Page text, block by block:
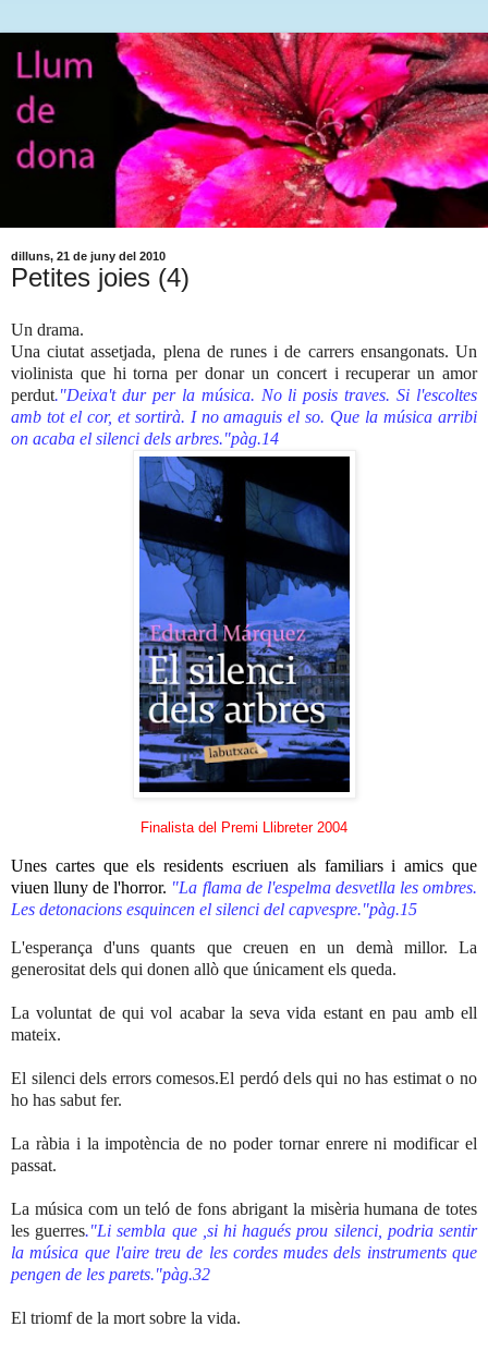
dilluns, 21 de juny del 2010
Petites joies (4)
Un drama.
Una ciutat assetjada, plena de runes i de carrers ensangonats. Un
violinista que hi torna per donar un concert i recuperar un amor
perdut."Deixa't dur per la música. No li posis traves. Si l'escoltes
amb tot el cor, et sortirà. I no amaguis el so. Que la música arribi
on acaba el silenci dels arbres."pàg.14
Finalista del Premi Llibreter 2004
Unes cartes que els residents escriuen als familiars i amics que
viuen lluny de l'horror. "La flama de l'espelma desvetlla les ombres.
Les detonacions esquincen el silenci del capvespre."pàg.15
L'esperança d'uns quants que creuen en un demà millor. La
generositat dels qui donen allò que únicament els queda.
La voluntat de qui vol acabar la seva vida estant en pau amb ell
mateix.
El silenci dels errors comesos.El perdó dels qui no has estimat o no
ho has sabut fer.
La ràbia i la impotència de no poder tornar enrere ni modificar el
passat.
La música com un teló de fons abrigant la misèria humana de totes
les guerres."Li sembla que ,si hi hagués prou silenci, podria sentir
la música que l'aire treu de les cordes mudes dels instruments que
pengen de les parets."pàg.32
El triomf de la mort sobre la vida.